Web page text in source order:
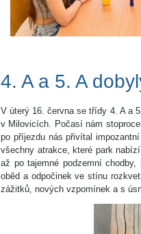
4. A a 5. A
V úterý 16. června se třídy 4. A a
v Milovicích. Počasí nám
po příjezdu nás přivítal
všechny atrakce, které park
až po tajemné podzemní
oběd a odpočinek ve stínu
zážitků, nových vzpomínek a s